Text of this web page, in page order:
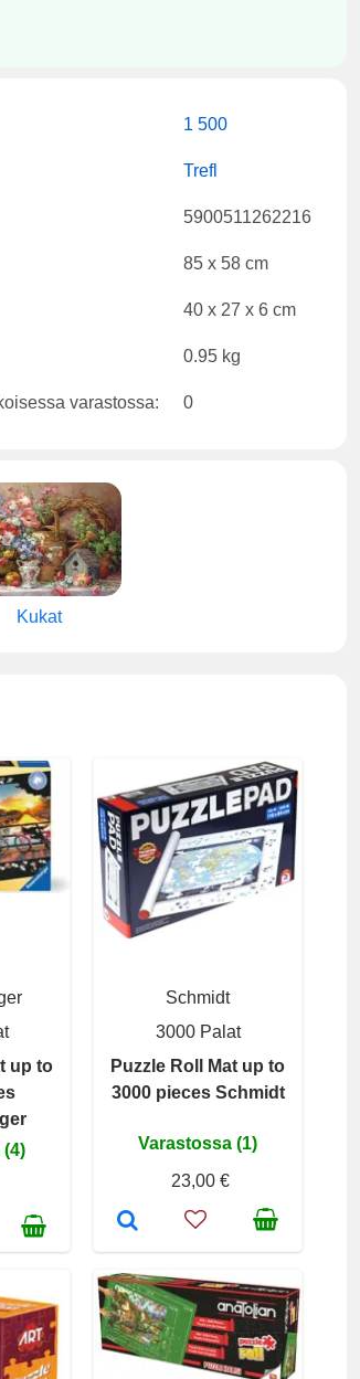
1 500
Trefl
5900511262216
85 x 58 cm
40 x 27 x 6 cm
0.95 kg
varastossa: 0
Kukat
up to
Schmidt
3000 Palat
Puzzle Roll Mat up to
3000 pieces Schmidt
Varastossa (1)
23,00 €